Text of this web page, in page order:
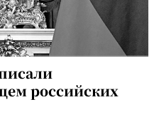
российских